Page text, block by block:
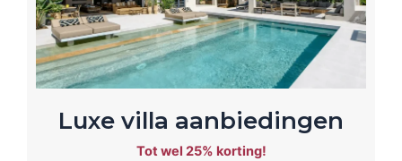
Luxe villa aanbiedingen
Tot wel 25% korting!